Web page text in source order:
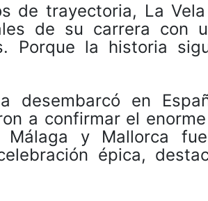
de trayectoria, La Vela
de su carrera con
Porque la historia
desembarcó en
a confirmar el
Málaga y Mallorca
épica,